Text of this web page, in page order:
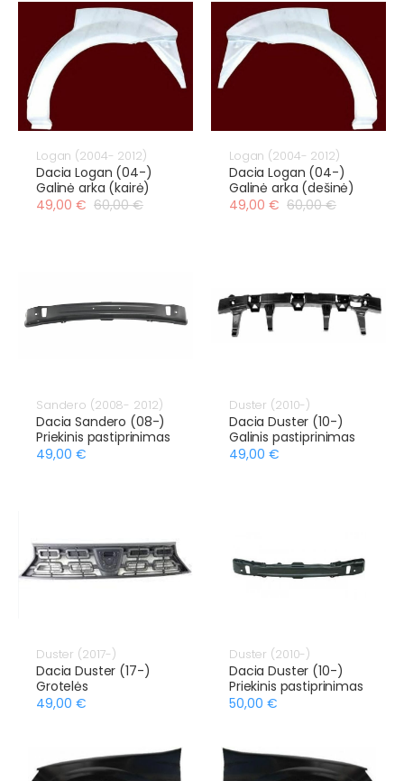
Logan (2004- 2012)
Dacia Logan (04-)
Galinė arka (kairė)
49,00 € 60,00 €
Logan (2004- 2012)
Dacia Logan (04-)
Galinė arka (dešinė)
49,00 € 60,00 €
Sandero (2008- 2012)
Dacia Sandero (08-)
Priekinis pastiprinimas
49,00 €
Duster (2010-)
Dacia Duster (10-)
Galinis pastiprinimas
49,00 €
Duster (2017-)
Dacia Duster (17-)
Grotelės
49,00 €
Duster (2010-)
Dacia Duster (10-)
Priekinis pastiprinimas
50,00 €